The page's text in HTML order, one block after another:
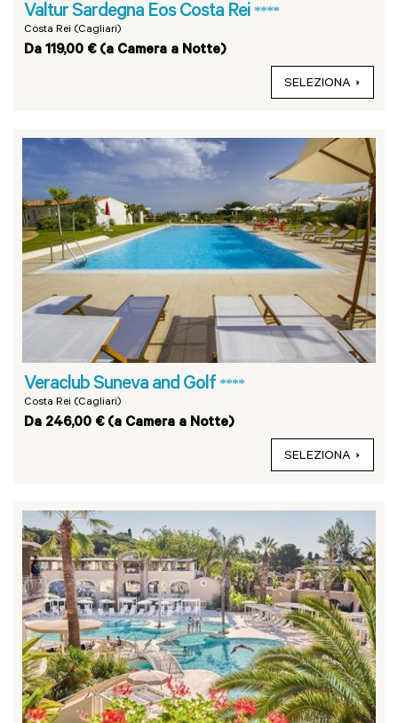
Valtur Sardegna Eos Costa Rei ****
Costa Rei (Cagliari)
Da 119,00 € (a Camera a Notte)
SELEZIONA
Veraclub Suneva and Golf ****
Costa Rei (Cagliari)
Da 246,00 € (a Camera a Notte)
SELEZIONA